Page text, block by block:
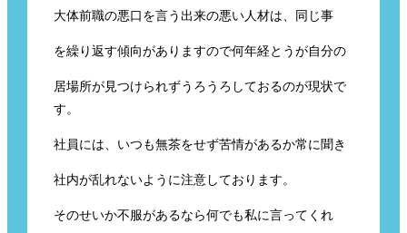
大体前職の悪口を言う出来の悪い人材は、同じ事
を繰り返す傾向がありますので何年経とうが自分の
居場所が見つけられずうろうろしておるのが現状で
す。
社員には、いつも無茶をせず苦情があるか常に聞き
社内が乱れないように注意しております。
そのせいか不服があるなら何でも私に言ってくれ